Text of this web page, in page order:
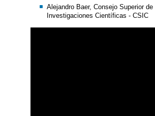
Alejandro Baer, Consejo Superior de
Investigaciones Científicas - CSIC